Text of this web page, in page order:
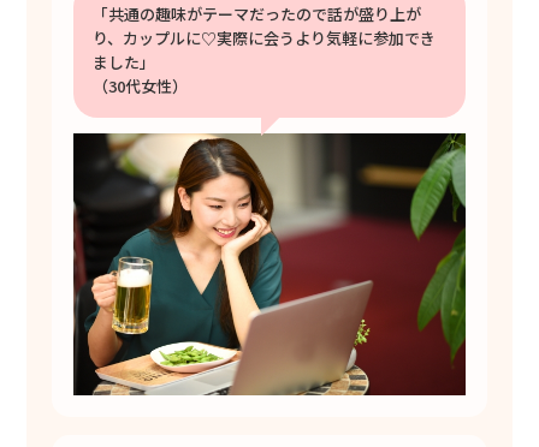
「共通の趣味がテーマだったので話が盛り上が
り、カップルに♡実際に会うより気軽に参加でき
ました」
（30代女性）